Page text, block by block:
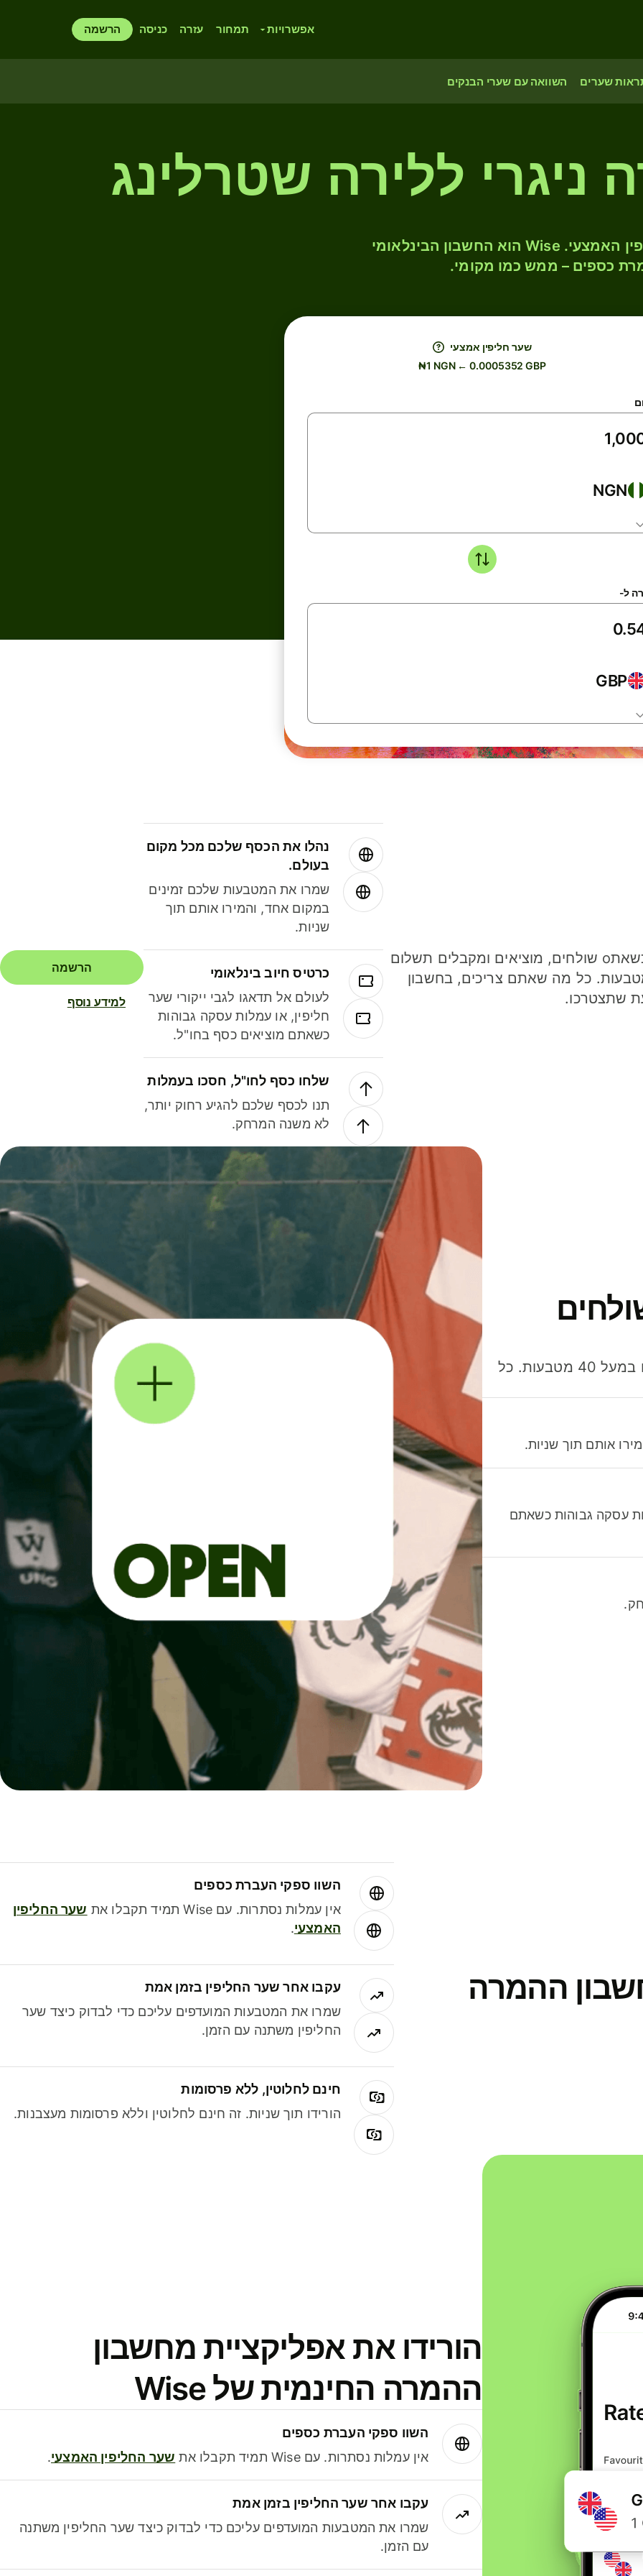
אפשרויות תמחור עזרה כניסה הרשמה
שערים השוואה עם שערי הבנקים
ניגרי ללירה שטרלינג
המירו NGN ל- GBP לפי שער החליפין האמצעי. Wise הוא החשבון הבינלאומי
כספים – ממש כמו מקומי.
שער חליפין אמצעי
₦1 NGN ← 0.0005352 GBP
NGN
ל-
GBP
חסכו כסף כשאתo שולחים, מוציאים ומקבלים תשלום
40 מטבעות. כל מה שאתם צריכים, בחשבון
שתצטרכו.
נהלו את הכסף שלכם מכל מקום
בעולם.
שמרו את המטבעות שלכם זמינים
במקום אחד, והמירו אותם תוך
שניות.
כרטיס חיוב בינלאומי
לעולם אל תדאגו לגבי ייקורי שער
חליפין, או עמלות עסקה גבוהות
כשאתם מוציאים כסף בחו"ל.
שלחו כסף לחו"ל, חסכו בעמלות
תנו לכסף שלכם להגיע רחוק יותר,
לא משנה המרחק.
הרשמה
למידע נוסף
חסכו כסף כשאתo שולחים, מוציאים ומקבלים תשלום במעל 40 מטבעות. כל
אותם תוך שניות.
עסקה גבוהות כשאתם
ההמרה
השוו ספקי העברת כספים
אין עמלות נסתרות. עם Wise תמיד תקבלו את
שער החליפין
האמצעי.
עקבו אחר שער החליפין בזמן אמת
שמרו את המטבעות המועדפים עליכם כדי לבדוק כיצד שער
החליפין משתנה עם הזמן.
חינם לחלוטין, ללא פרסומות
הורידו תוך שניות. זה חינם לחלוטין וללא פרסומות מעצבנות.
הורידו את אפליקציית מחשבון
ההמרה החינמית של Wise
השוו ספקי העברת כספים
אין עמלות נסתרות. עם Wise תמיד תקבלו את
שער החליפין האמצעי.
עקבו אחר שער החליפין בזמן אמת
שמרו את המטבעות המועדפים עליכם כדי לבדוק כיצד שער החליפין משתנה
עם הזמן.